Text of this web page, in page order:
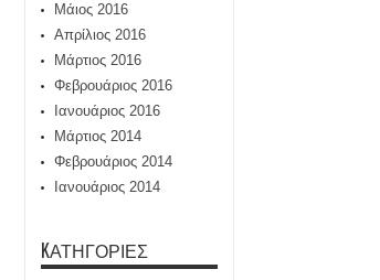
Μάιος 2016
Απρίλιος 2016
Μάρτιος 2016
Φεβρουάριος 2016
Ιανουάριος 2016
Μάρτιος 2014
Φεβρουάριος 2014
Ιανουάριος 2014
KΑΤΗΓΟΡΊΕΣ